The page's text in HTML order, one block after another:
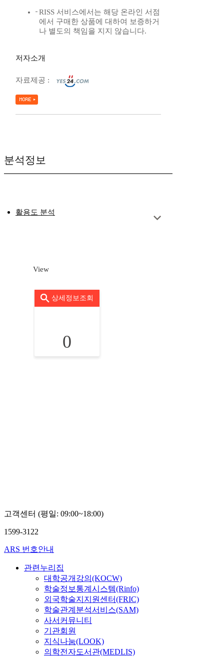
RISS 서비스에서는 해당 온라인 서점
에서 구매한 상품에 대하여 보증하거
나 별도의 책임을 지지 않습니다.
저자소개
자료제공 :
분석정보
활용도 분석
View
상세정보조회
0
고객센터 (평일: 09:00~18:00)
1599-3122
ARS 번호안내
관련누리집
대학공개강의(KOCW)
학술정보통계시스템(Rinfo)
외국학술지지원센터(FRIC)
학술관계분석서비스(SAM)
사서커뮤니티
기관회원
지식나눔(LOOK)
의학전자도서관(MEDLIS)